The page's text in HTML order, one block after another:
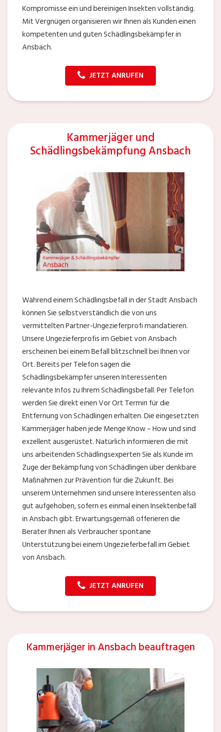
Kompromisse ein und bereinigen Insekten vollständig.
Mit Vergnügen organisieren wir Ihnen als Kunden einen
kompetenten und guten Schädlingsbekämpfer in
Ansbach.
JETZT ANRUFEN
Kammerjäger und
Schädlingsbekämpfung Ansbach
Während einem Schädlingsbefall in der Stadt Ansbach
können Sie selbstverständlich die von uns
vermittelten Partner-Ungezieferprofi mandatieren.
Unsere Ungezieferprofis im Gebiet von Ansbach
erscheinen bei einem Befall blitzschnell bei Ihnen vor
Ort. Bereits per Telefon sagen die
Schädlingsbekämpfer unseren Interessenten
relevante Infos zu Ihrem Schädlingsbefall. Per Telefon
werden Sie direkt einen Vor Ort Termin für die
Entfernung von Schädlingen erhalten. Die eingesetzten
Kammerjäger haben jede Menge Know – How und sind
exzellent ausgerüstet. Natürlich informieren die mit
uns arbeitenden Schädlingsexperten Sie als Kunde im
Zuge der Bekämpfung von Schädlingen über denkbare
Maßnahmen zur Prävention für die Zukunft. Bei
unserem Unternehmen sind unsere Interessenten also
gut aufgehoben, sofern es einmal einen Insektenbefall
in Ansbach gibt. Erwartungsgemäß offerieren die
Berater Ihnen als Verbraucher spontane
Unterstützung bei einem Ungezieferbefall im Gebiet
von Ansbach.
JETZT ANRUFEN
Kammerjäger in Ansbach beauftragen